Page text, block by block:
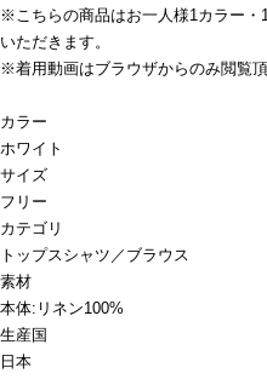
※こちらの商品はお一人様1カラー・
いただきます。
※着用動画はブラウザからのみ閲覧頂
カラー
ホワイト
サイズ
フリー
カテゴリ
トップスシャツ／ブラウス
素材
本体:リネン100%
生産国
日本